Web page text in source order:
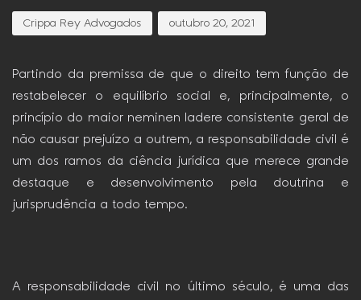
Crippa Rey Advogados outubro 20, 2021
Partindo da premissa de que o direito tem função de
restabelecer o equilíbrio social e, principalmente, o
princípio do maior neminen ladere consistente geral de
não causar prejuízo a outrem, a responsabilidade civil é
um dos ramos da ciência jurídica que merece grande
destaque e desenvolvimento pela doutrina e
jurisprudência a todo tempo.
A responsabilidade civil no último século, é uma das